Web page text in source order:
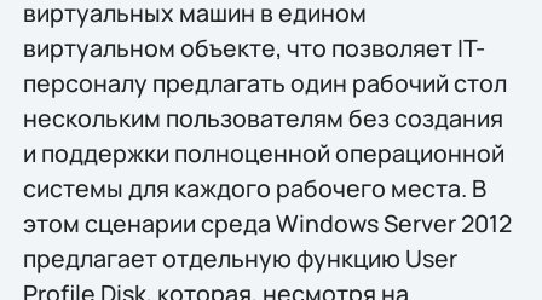
виртуальных машин в едином
виртуальном объекте, что позволяет IT-
персоналу предлагать один рабочий стол
нескольким пользователям без создания
и поддержки полноценной операционной
системы для каждого рабочего места. В
этом сценарии среда Windows Server 2012
предлагает отдельную функцию User